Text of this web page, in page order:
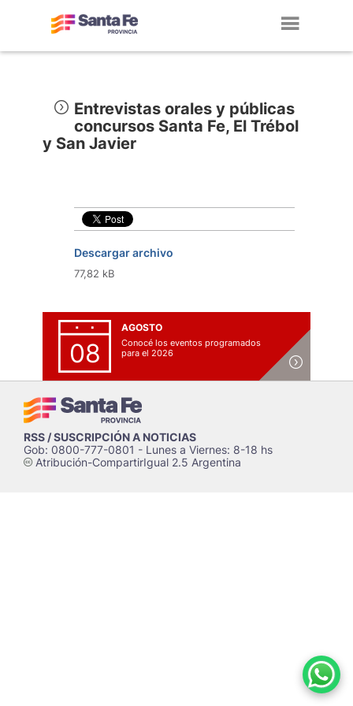
Entrevistas orales y públicas
concursos Santa Fe, El Trébol
y San Javier
Descargar archivo
77,82 kB
08
AGOSTO
Conocé los eventos programados
para el 2026
RSS / SUSCRIPCIÓN A NOTICIAS
Gob: 0800-777-0801 - Lunes a Viernes: 8-18 hs
cAtribución-CompartirIgual 2.5 Argentina